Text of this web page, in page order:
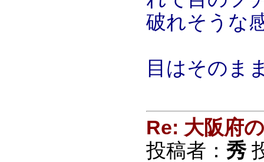
破れそうな
目はそのま
Re: 大阪府
投稿者： 秀